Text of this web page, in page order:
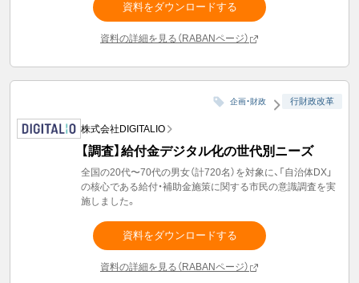
資料をダウンロードする
資料の詳細を見る（RABANページ）
企画・財政 行財政改革
株式会社DIGITALIO
【調査】給付金デジタル化の世代別ニーズ
全国の20代〜70代の男女（計720名）を対象に、「自治体DX」
の核心である給付・補助金施策に関する市民の意識調査を実
施しました。
資料をダウンロードする
資料の詳細を見る（RABANページ）